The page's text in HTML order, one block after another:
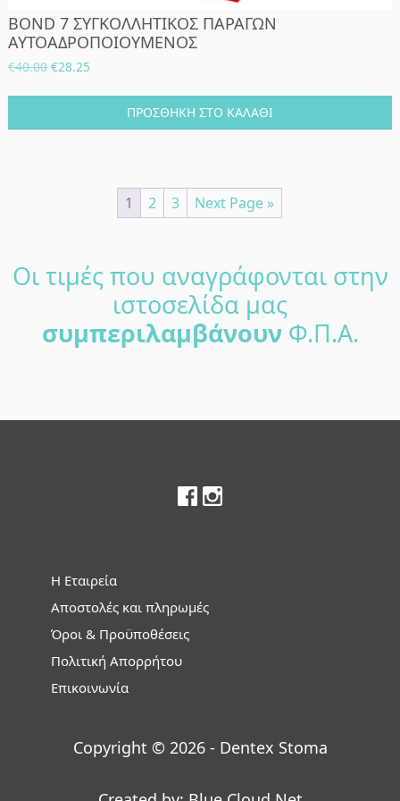
BOND 7 ΣΥΓΚΟΛΛΗΤΙΚΟΣ ΠΑΡΑΓΩΝ
ΑΥΤΟΑΔΡΟΠΟΙΟΥΜΕΝΟΣ
€40.00 Original
€40.00.
€28.25Η
είναι:
ΠΡΟΣΘΉΚΗ ΣΤΟ ΚΑΛΆΘΙ
1 2 3 Next Page »
Οι τιμές που αναγράφονται στην
ιστοσελίδα μας
συμπεριλαμβάνουν Φ.Π.Α.
Η Εταιρεία
Αποστολές και πληρωμές
Όροι & Προϋποθέσεις
Πολιτική Απορρήτου
Επικοινωνία
Copyright © 2026 - Dentex Stoma